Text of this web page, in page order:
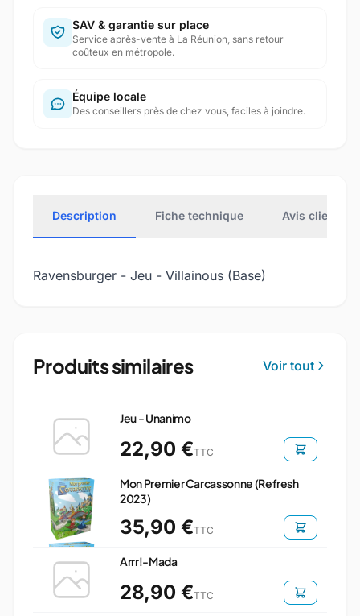
SAV & garantie sur place
Service après-vente à La Réunion, sans retour
coûteux en métropole.
Équipe locale
Des conseillers près de chez vous, faciles à joindre.
Description Fiche technique Avis clients
Ravensburger - Jeu - Villainous (Base)
Produits similaires Voir tout
Jeu - Unanimo
22,90 €TTC
Mon Premier Carcassonne (Refresh
2023)
35,90 €TTC
Arrr!-Mada
28,90 €TTC